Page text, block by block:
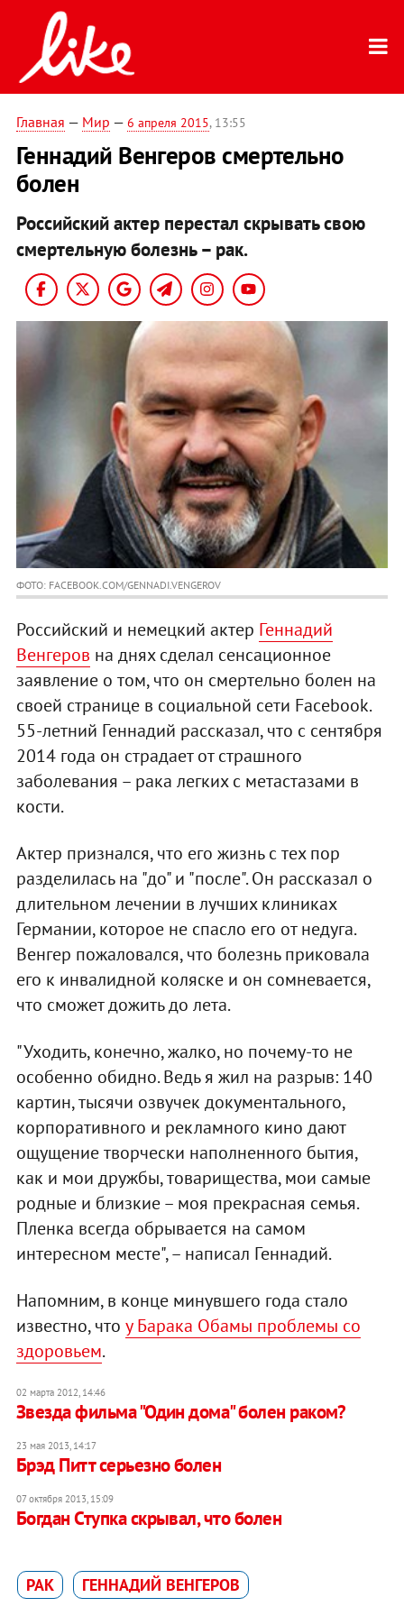
Главная — Мир — 6 апреля 2015, 13:55
Геннадий Венгеров смертельно
болен
Российский актер перестал скрывать свою
смертельную болезнь – рак.
ФОТО: FACEBOOK.COM/GENNADI.VENGEROV
Российский и немецкий актер Геннадий
Венгеров на днях сделал сенсационное
заявление о том, что он смертельно болен на
своей странице в социальной сети Facebook.
55-летний Геннадий рассказал, что с сентября
2014 года он страдает от страшного
заболевания – рака легких с метастазами в
кости.
Актер признался, что его жизнь с тех пор
разделилась на "до" и "после". Он рассказал о
длительном лечении в лучших клиниках
Германии, которое не спасло его от недуга.
Венгер пожаловался, что болезнь приковала
его к инвалидной коляске и он сомневается,
что сможет дожить до лета.
"Уходить, конечно, жалко, но почему-то не
особенно обидно. Ведь я жил на разрыв: 140
картин, тысячи озвучек документального,
корпоративного и рекламного кино дают
ощущение творчески наполненного бытия,
как и мои дружбы, товарищества, мои самые
родные и близкие – моя прекрасная семья.
Пленка всегда обрывается на самом
интересном месте", – написал Геннадий.
Напомним, в конце минувшего года стало
известно, что у Барака Обамы проблемы со
здоровьем.
02 марта 2012, 14:46
Звезда фильма "Один дома" болен раком?
23 мая 2013, 14:17
Брэд Питт серьезно болен
07 октября 2013, 15:09
Богдан Ступка скрывал, что болен
РАК ГЕННАДИЙ ВЕНГЕРОВ